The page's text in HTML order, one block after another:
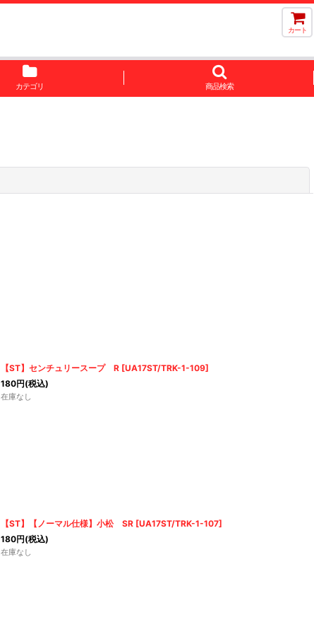
カート
カテゴリ 商品検索
【ST】センチュリースープ R [UA17ST/TRK-1-109]
180円(税込)
在庫なし
【ST】【ノーマル仕様】小松 SR [UA17ST/TRK-1-107]
180円(税込)
在庫なし